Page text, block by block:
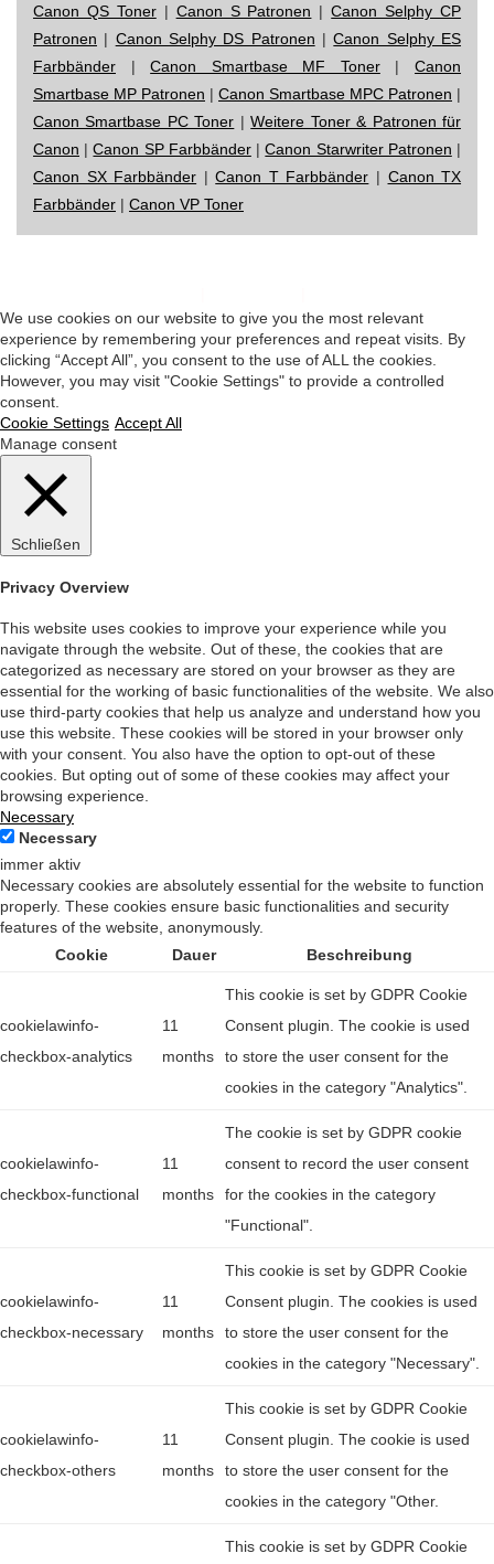
Canon QS Toner| Canon S Patronen |Canon Selphy CP
Patronen | Canon Selphy DS Patronen |Canon Selphy ES
Farbbänder |Canon Smartbase MF Toner|Canon
Smartbase MP Patronen | Canon Smartbase MPC Patronen |
Canon Smartbase PC Toner |Weitere Toner & Patronen für
Canon |Canon SP Farbbänder|Canon Starwriter Patronen |
Canon SX Farbbänder |Canon T Farbbänder | Canon TX
Farbbänder | Canon VP Toner
We use cookies on our website to give you the most relevant
experience by remembering your preferences and repeat visits. By
clicking “Accept All”, you consent to the use of ALL the cookies.
However, you may visit "Cookie Settings" to provide a controlled
consent.
Cookie Settings Accept All
Manage consent
Schließen
Privacy Overview
This website uses cookies to improve your experience while you
navigate through the website. Out of these, the cookies that are
categorized as necessary are stored on your browser as they are
essential for the working of basic functionalities of the website. We also
use third-party cookies that help us analyze and understand how you
use this website. These cookies will be stored in your browser only
with your consent. You also have the option to opt-out of these
cookies. But opting out of some of these cookies may affect your
browsing experience.
Necessary
Necessary
immer aktiv
Necessary cookies are absolutely essential for the website to function
properly. These cookies ensure basic functionalities and security
features of the website, anonymously.
Cookie
Dauer Beschreibung
cookielawinfo-
checkbox-analytics
11
months
This cookie is set by GDPR Cookie
Consent plugin. The cookie is used
to store the user consent for the
cookies in the category "Analytics".
cookielawinfo-
checkbox-functional
11
months
The cookie is set by GDPR cookie
consent to record the user consent
for the cookies in the category
"Functional".
cookielawinfo-
checkbox-necessary
11
months
This cookie is set by GDPR Cookie
Consent plugin. The cookies is used
to store the user consent for the
cookies in the category "Necessary".
cookielawinfo-
checkbox-others
11
months
This cookie is set by GDPR Cookie
Consent plugin. The cookie is used
to store the user consent for the
cookies in the category "Other.
This cookie is set by GDPR Cookie